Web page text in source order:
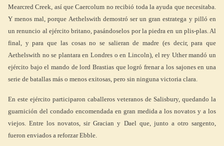
Mearcred Creek, así que Caercolum no recibió toda la ayuda que necesitaba.
Y menos mal, porque Aethelswith demostró ser un gran estratega y pilló en
un renuncio al ejército britano, pasándoselos por la piedra en un plis-plas. Al
final, y para que las cosas no se salieran de madre (es decir, para que
Aethelswith no se plantara en Londres o en Lincoln), el rey Uther mandó un
ejército bajo el mando de lord Brastias que logró frenar a los sajones en una
serie de batallas más o menos exitosas, pero sin ninguna victoria clara.
En este ejército participaron caballeros veteranos de Salisbury, quedando la
guarnición del condado encomendada en gran medida a los novatos y a los
viejos. Entre los novatos, sir Gracian y Dael que, junto a otro sargento,
fueron enviados a reforzar Ebble.